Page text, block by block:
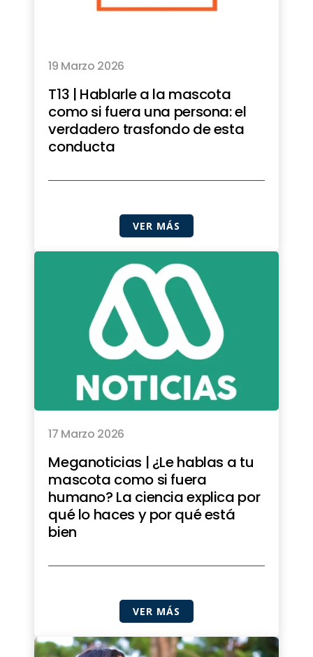
19 Marzo 2026
T13 | Hablarle a la mascota
como si fuera una persona: el
verdadero trasfondo de esta
conducta
VER MÁS
17 Marzo 2026
Meganoticias | ¿Le hablas a tu
mascota como si fuera
humano? La ciencia explica por
qué lo haces y por qué está
bien
VER MÁS